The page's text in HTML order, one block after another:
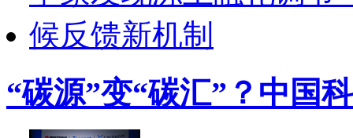
“碳源”变“碳汇”？中国